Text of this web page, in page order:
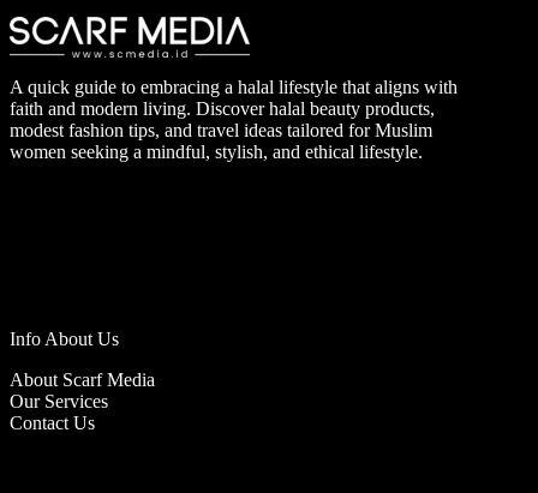
A quick guide to embracing a halal lifestyle that aligns with
faith and modern living. Discover halal beauty products,
modest fashion tips, and travel ideas tailored for Muslim
women seeking a mindful, stylish, and ethical lifestyle.
Info About Us
About Scarf Media
Our Services
Contact Us